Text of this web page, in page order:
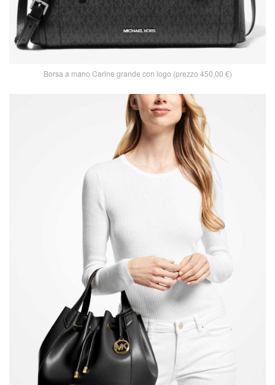
Borsa a mano Carine grande con logo (prezzo 450,00 €)